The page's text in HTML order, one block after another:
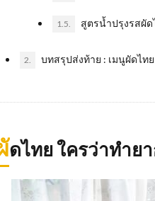
1.5. สูตรน้ำปรุงรสผั
2. บทสรุปส่งท้าย : เมนูผัดไ
ดไทย ใครว่าทำย